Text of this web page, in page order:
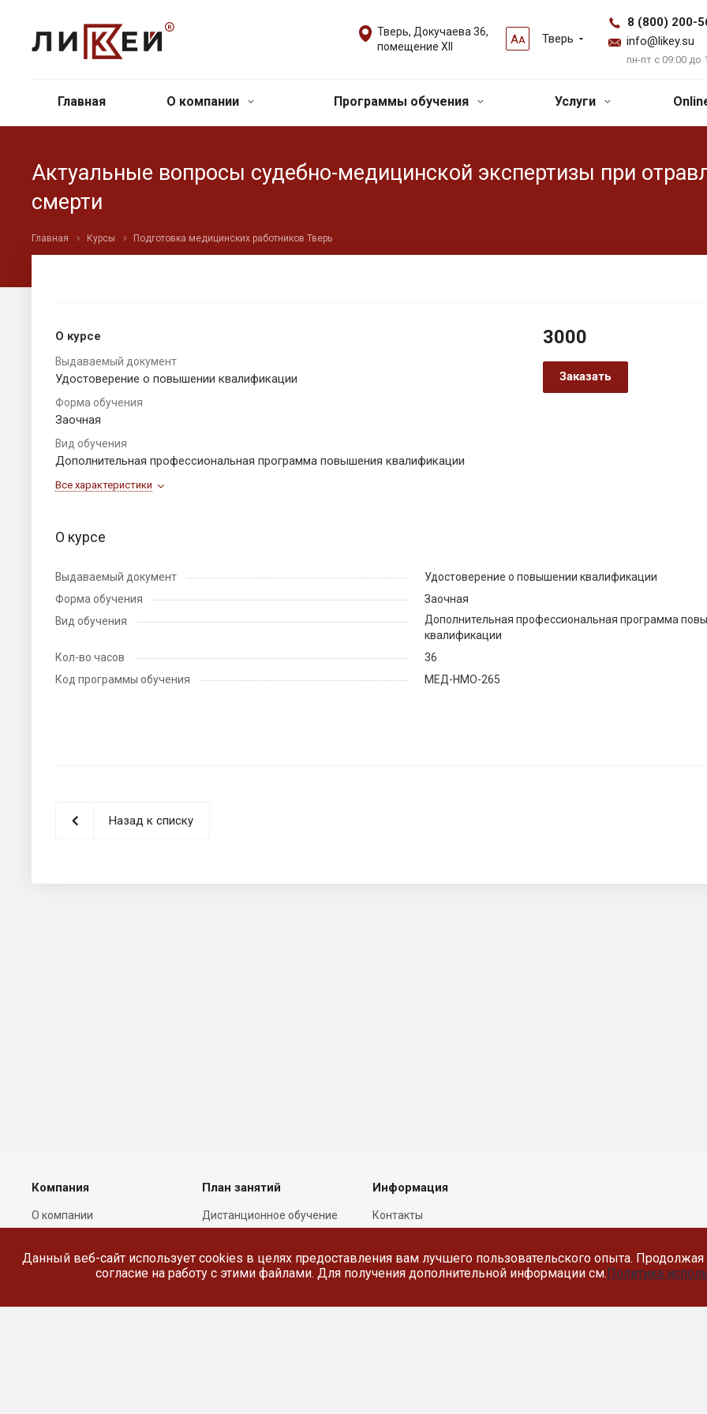
Данный веб-сайт использует cookies в целях предоставления вам лучшего пользовательского опыта. Продолжая
согласие на работу с этими файлами. Для получения дополнительной информации см.Политика
АА Тверь
8 (800) 200-
info@likey.su
пн-пт с 09:00 до
Тверь, Докучаева 36,
помещение XII
Главная О компании Программы обучения Услуги
Актуальные вопросы судебно-медицинской экспертизы при
смерти
Главная Курсы Подготовка медицинских работников Тверь
О курсе
Выдаваемый документ
Удостоверение о повышении квалификации
Форма обучения
Заочная
Вид обучения
Дополнительная профессиональная программа повышения квалификации
Все характеристики
3000
Заказать
О курсе
Выдаваемый документ
Удостоверение о повышении квалификации
Форма обучения
Заочная
Вид обучения
Дополнительная профессиональная программа
квалификации
Кол-во часов
36
Код программы обучения
МЕД-НМО-265
Назад к списку
Компания
О компании
Сотрудники
План занятий
Дистанционное обучение
документов
Информация
Контакты
Политика в отношении
обработки персональных